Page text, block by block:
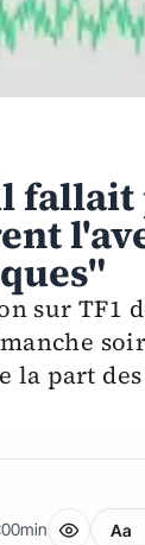
fallait
sur TF1
la part
Aa